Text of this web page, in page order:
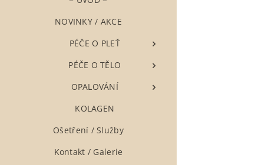
NOVINKY / AKCE
▶ PÉČE O PLEŤ
▶ PÉČE O TĚLO
▶ OPALOVÁNÍ
▶ KOLAGEN
Ošetření / Služby
Kontakt / Galerie